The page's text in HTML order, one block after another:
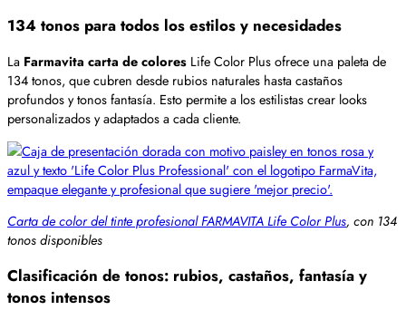
134 tonos para todos los estilos y necesidades
La Farmavita carta de colores Life Color Plus ofrece una paleta de
134 tonos, que cubren desde rubios naturales hasta castaños
profundos y tonos fantasía. Esto permite a los estilistas crear looks
personalizados y adaptados a cada cliente.
Carta de color del tinte profesional FARMAVITA Life Color Plus, con 134
tonos disponibles
Clasificación de tonos: rubios, castaños, fantasía y
tonos intensos